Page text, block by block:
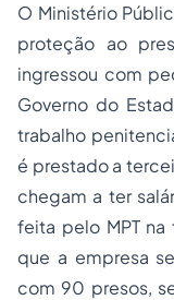
O Ministério
proteção ao
ingressou com
Governo do
trabalho
é prestado a
chegam a ter
feita pelo MPT na
que a empresa
com 90 presos,